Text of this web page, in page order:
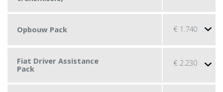
Opbouw Pack € 1.740
Fiat Driver Assistance
Pack
€ 2.230